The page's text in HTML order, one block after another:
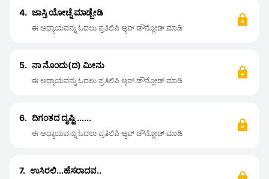
4. ಜಾಸ್ತಿ ಯೋಚ್ನೆ ಮಾಡ್ಬೇಡಿ
ಈ ಅಧ್ಯಾಯವನ್ನು ಓದಲು ಪ್ರತಿಲಿಪಿ ಆ್ಯಪ್ ಡೌನ್ಲೋಡ್ ಮಾಡಿ
5. ನಾ ನೊಂದು(ದ) ಮೀನು
ಈ ಅಧ್ಯಾಯವನ್ನು ಓದಲು ಪ್ರತಿಲಿಪಿ ಆ್ಯಪ್ ಡೌನ್ಲೋಡ್ ಮಾಡಿ
6. ದಿಗಂತದ ದೃಷ್ಟಿ ......
ಈ ಅಧ್ಯಾಯವನ್ನು ಓದಲು ಪ್ರತಿಲಿಪಿ ಆ್ಯಪ್ ಡೌನ್ಲೋಡ್ ಮಾಡಿ
7. ಉಸಿರಲಿ...ಹೆಸರಾದವ..